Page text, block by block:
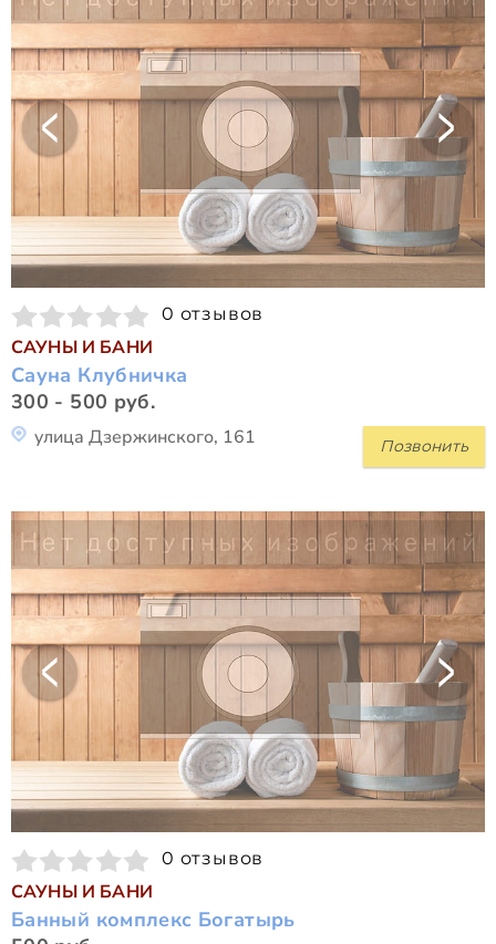
0 отзывов
САУНЫ И БАНИ
Сауна Клубничка
300 - 500 руб.
Позвонить
улица Дзержинского, 161
0 отзывов
САУНЫ И БАНИ
Банный комплекс Богатырь